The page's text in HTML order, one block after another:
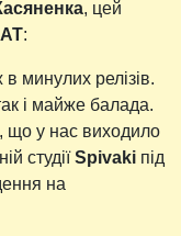
, цей
:
минулих релізів.
і майже балада.
що у нас виходило
студіїSpivaki під
на